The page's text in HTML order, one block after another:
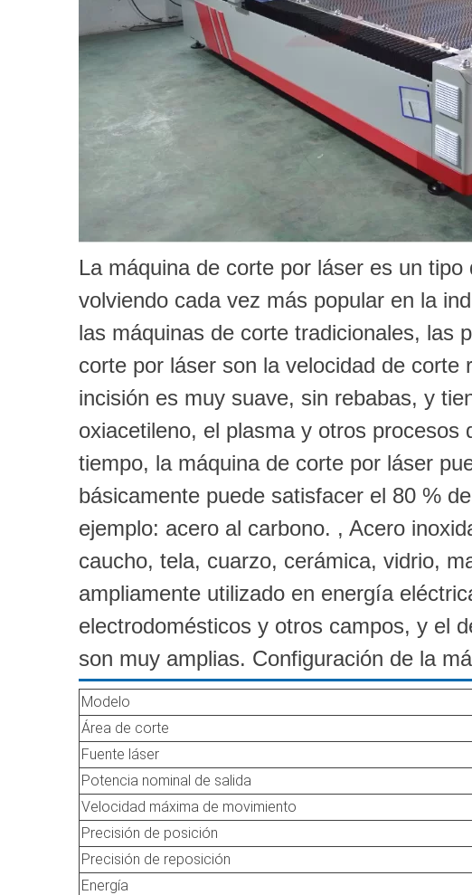
La máquina de corte por láser es un
volviendo cada vez más popular en la
las máquinas de corte tradicionales, las
corte por láser son la velocidad de
incisión es muy suave, sin rebabas, y
oxiacetileno, el plasma y otros procesos
tiempo, la máquina de corte por láser
básicamente puede satisfacer el 80 %
ejemplo: acero al carbono. , Acero
caucho, tela, cuarzo, cerámica, vidrio,
ampliamente utilizado en energía
electrodomésticos y otros campos, y el
son muy amplias. Configuración de la
Modelo
Área de corte
Fuente láser
Potencia nominal de salida
Velocidad máxima de movimiento
Precisión de posición
Precisión de reposición
Energía